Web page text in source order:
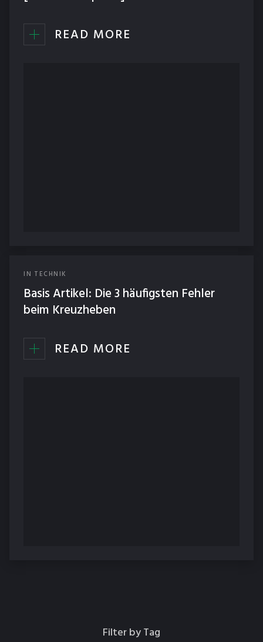
READ MORE
IN TECHNIK
Basis Artikel: Die 3 häufigsten Fehler
beim Kreuzheben
READ MORE
Filter by Tag